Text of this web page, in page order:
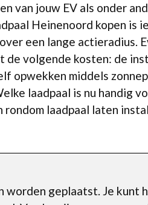
van jouw EV als onder
Heinenoord kopen is
een lange actieradius.
de volgende kosten: de
opwekken middels
laadpaal is nu handig
laadpaal laten
geplaatst. Je kunt